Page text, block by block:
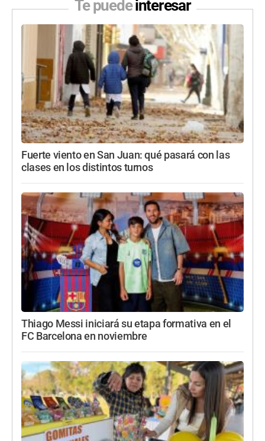
Te puedeinteresar
Fuerte viento en San Juan: qué pasará con las
clases en los distintos turnos
Thiago Messi iniciará su etapa formativa en el
FC Barcelona en noviembre